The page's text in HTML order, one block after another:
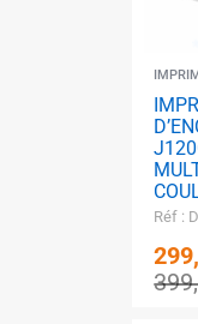
Réf :